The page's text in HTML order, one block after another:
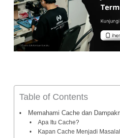
Table of Contents
Memahami Cache dan
Apa Itu Cache?
Kapan Cache Menjadi